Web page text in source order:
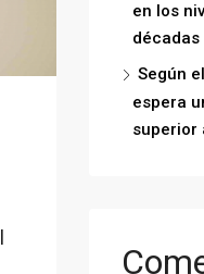
en los
décadas
Según
espera
superior